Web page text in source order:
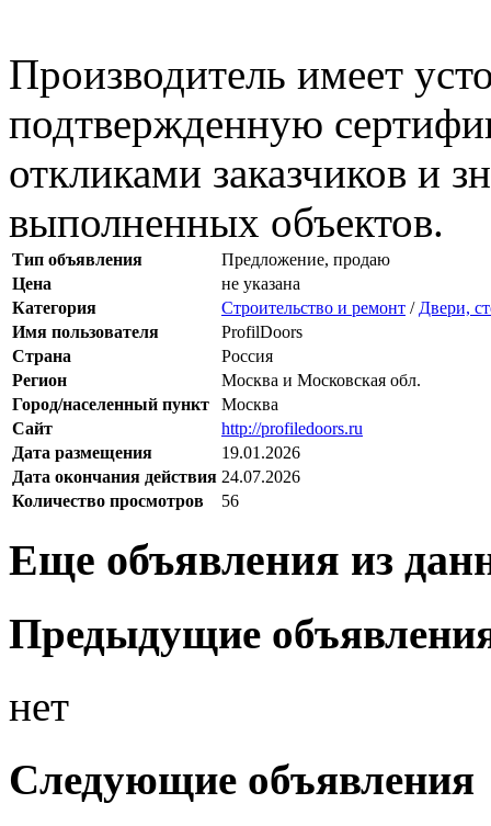
Производитель имеет
подтвержденную
откликами заказчиков и
выполненных объектов.
Тип объявления
Предложение, продаю
Цена
не указана
Категория
Строительство и ремонт / Двери,
Имя пользователя
ProfilDoors
Страна
Россия
Регион
Москва и Московская обл.
Город/населенный пункт
Москва
Сайт
http://profiledoors.ru
Дата размещения
19.01.2026
Дата окончания действия 24.07.2026
Количество просмотров
56
Еще объявления из
Предыдущие
нет
Следующие объявления